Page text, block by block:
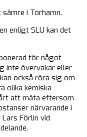
i Torhamn.
enligt SLU kan det
för något
inte övervakar eller
också röra sig om
olika kemiska
att mäta eftersom
närvarande i
Förlin vid